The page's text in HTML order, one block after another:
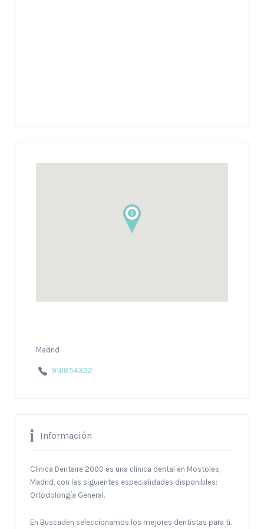
Madrid
916854322
Información
Clinica Dentaire 2000 es una clínica dental en Mostoles,
Madrid, con las siguientes especialidades disponibles:
Ortodolongía General.
En Buscaden seleccionamos los mejores dentistas para ti.